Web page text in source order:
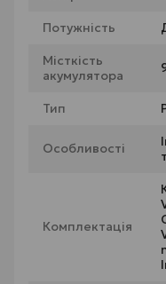
Потужність
Місткість
акумулятора
Тип
Особливості
Комплектація